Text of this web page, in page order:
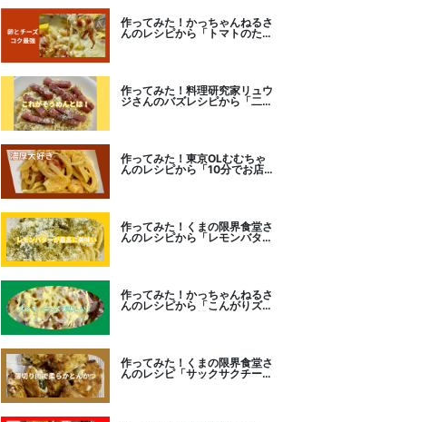
作ってみた！かっちゃんねるさ
んのレシピから「トマトのたま
作ってみた！料理研究家リュウ
ジさんのバズレシピから「二度
作ってみた！東京OLむむちゃ
んのレシピから「10分でお店
作ってみた！くまの限界食堂さ
んのレシピから「レモンバター
作ってみた！かっちゃんねるさ
んのレシピから「こんがりズッ
作ってみた！くまの限界食堂さ
んのレシピ「サックサクチーズ